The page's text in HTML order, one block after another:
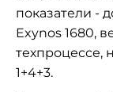
показатели -
Exynos 1680,
техпроцессе,
1+4+3.